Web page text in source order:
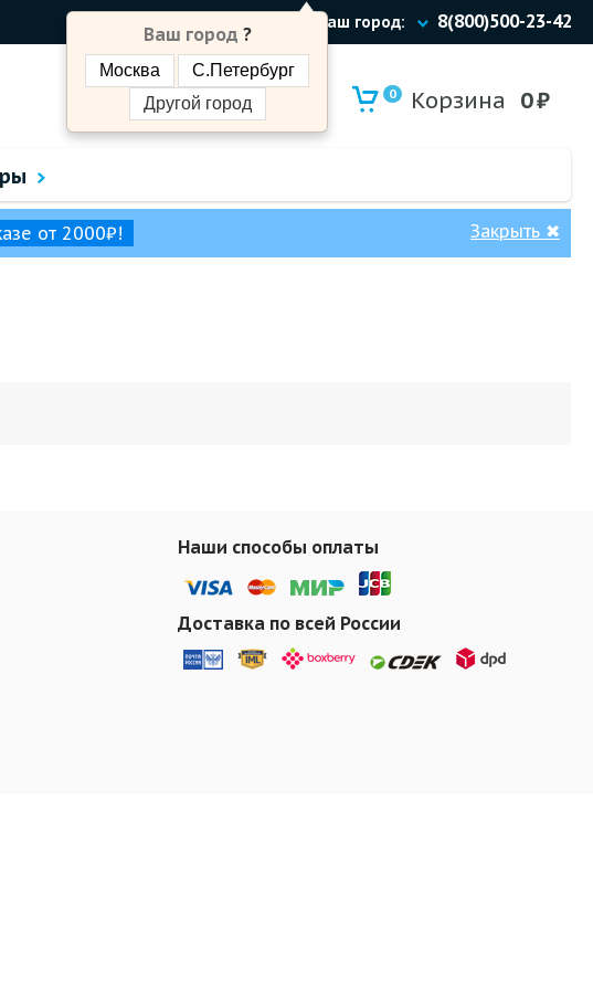
Ваш город:
Ваш город ?
Москва
С.Петербург
Другой город
8(800)500-23-42
0 Корзина 0₽
от 2000₽! Закрыть ✖
Наши способы оплаты
Доставка по всей России